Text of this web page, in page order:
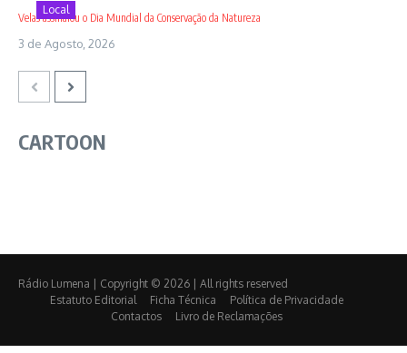
Local
Velas assinalou o Dia Mundial da Conservação da Natureza
3 de Agosto, 2026
CARTOON
Rádio Lumena | Copyright © 2026 | All rights reserved
Estatuto Editorial
Ficha Técnica
Política de Privacidade
Contactos
Livro de Reclamações